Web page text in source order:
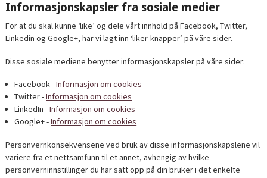
Informasjonskapsler fra sosiale medier
For at du skal kunne ‘like’ og dele vårt innhold på Facebook, Twitter,
Linkedin og Google+, har vi lagt inn ‘liker-knapper’ på våre sider.
Disse sosiale mediene benytter informasjonskapsler på våre sider:
Facebook -Informasjon om cookies
Twitter -Informasjon om cookies
LinkedIn -Informasjon om cookies
Google+ -Informasjon om cookies
Personvernkonsekvensene ved bruk av disse informasjonskapslene vil
variere fra et nettsamfunn til et annet, avhengig av hvilke
personverninnstillinger du har satt opp på din bruker i det enkelte